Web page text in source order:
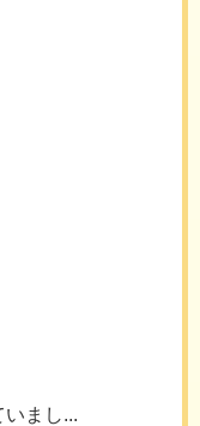
まし...